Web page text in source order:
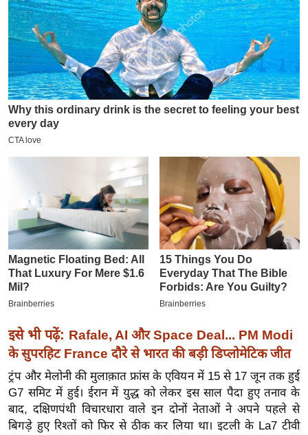
L
2
2
6
क्रा
इ
पे
प
मि
सा
ल
बे
मि
सा
ल
श
ख्सि
इसे भी पढ़ें: Rafale, AI और Space Deal... PM Modi
के सुपरहिट France दौरे से भारत की बड़ी डिप्लोमेटिक जीत
ट्रंप और मेलोनी की मुलाक़ात फ्रांस के एवियन में 15 से 17 जून तक हुई
G7 समिट में हुई। ईरान में युद्ध को लेकर इस साल पैदा हुए तनाव के
बाद, दक्षिणपंथी विचारधारा वाले इन दोनों नेताओं ने अपने पहले से
बिगड़े हुए रिश्तों को फिर से ठीक कर लिया था। इटली के La7 टीवी